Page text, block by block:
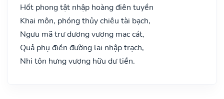
Hốt phong tật nhập hoàng điên tuyền
Khai môn, phóng thủy chiêu tài bạch,
Ngưu mã trư dương vượng mạc cát,
Quả phụ điền đường lai nhập trạch,
Nhi tôn hưng vượng hữu dư tiền.